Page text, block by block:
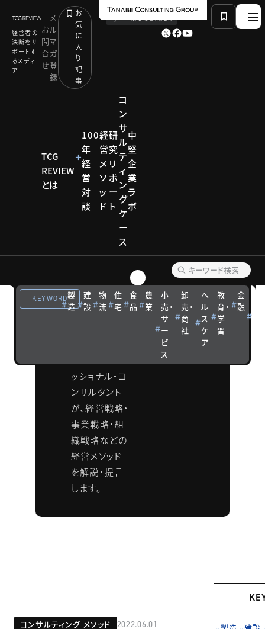
経営者の
決断をサ
ポートす
るメディ
ア
お
問
合
せ
メ
ル
マ
ガ
登
録
お
気
に
入
り
記
事
TCG
REVIEW
とは
100
年
経
営
対
談
経
営
メ
ソ
ッ
ド
研
究
リ
ポ
ー
ト
コ
ン
サ
ル
テ
ィ
ン
グ
ケ
ー
ス
中
堅
企
業
ラ
ボ
KEYWORD製
造
建
設
物
流
住
宅
食
品
農
業
小
売・
サ
ー
ビ
ス
卸
売・
商
社
ヘ
ル
ス
ケ
ア
教
育・
学
習
金
融
コンサルティング メソッド
意思決定を迅速化するセグメント会計：本島 雅己
コンサルティ
ング メソッド
コンサ
ソッド
タナベコンサ
ッショナル・コ
ンサルタント
が、経営戦略・
事業戦略・組
織戦略などの
経営メソッド
を解説・提言
します。
コンサルティング メソッド 2022.06.01